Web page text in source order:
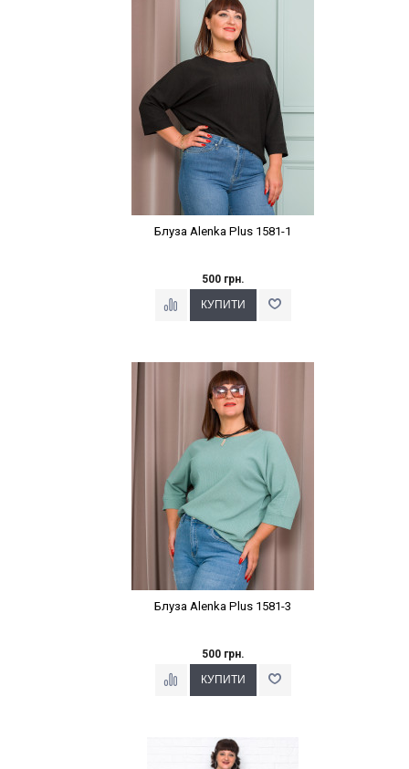
Блуза Alenka Plus 1581-1
500 грн.
Наклейки Варіант з %
Блуза Alenka Plus 1581-3
500 грн.
Наклейки Варіант з %